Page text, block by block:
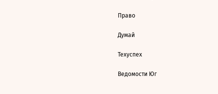
Право
Думай
Техуспех
Ведомости Юг